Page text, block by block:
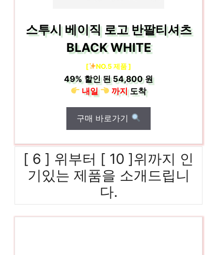
스투시 베이직 로고 반팔티셔츠
BLACK WHITE
[ NO.5 제품 ]
49% 할인 된54,800 원
내일
까지도착
구매 바로가기
[ 6 ] 위부터 [ 10 ]위까지 인
기있는 제품을 소개드립니
다.